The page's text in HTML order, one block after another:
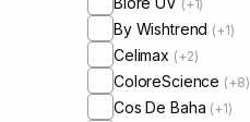
(+1)
By Wishtrend (+1)
Celimax (+2)
ColoreScience (+8)
Cos De Baha (+1)